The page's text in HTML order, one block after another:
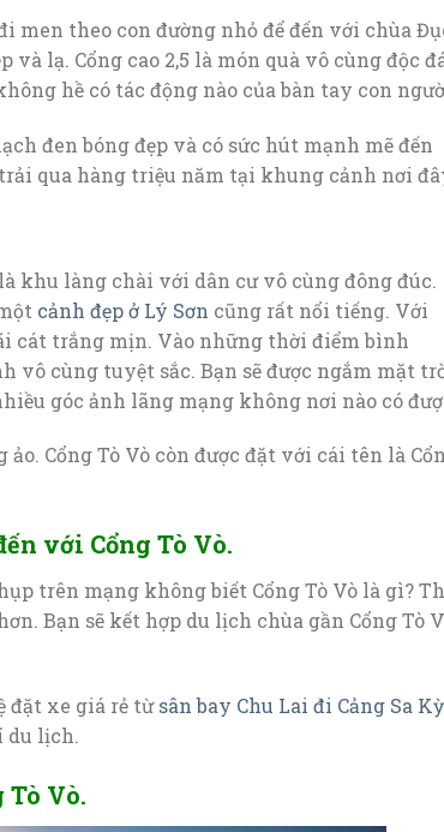
men theo con đường nhỏ để đến với chùa
lạ. Cổng cao 2,5 là món quà vô cùng độc
hề có tác động nào của bàn tay con
đen bóng đẹp và có sức hút mạnh mẽ đến
qua hàng triệu năm tại khung cảnh nơi
khu làng chài với dân cư vô cùng đông đúc.
cảnh đẹp ở Lý Sơn cũng rất nổi tiếng. Với
cát trắng mịn. Vào những thời điểm bình
vô cùng tuyệt sắc. Bạn sẽ được ngắm mặt
góc ảnh lãng mạng không nơi nào có
Cổng Tò Vò còn được đặt với cái tên là
với Cổng Tò Vò.
trên mạng không biết Cổng Tò Vò là gì?
Bạn sẽ kết hợp du lịch chùa gần Cổng Tò
đặt xe giá rẻ từsân bay Chu Lai đi Cảng Sa Kỳ
du lịch.
Vò.